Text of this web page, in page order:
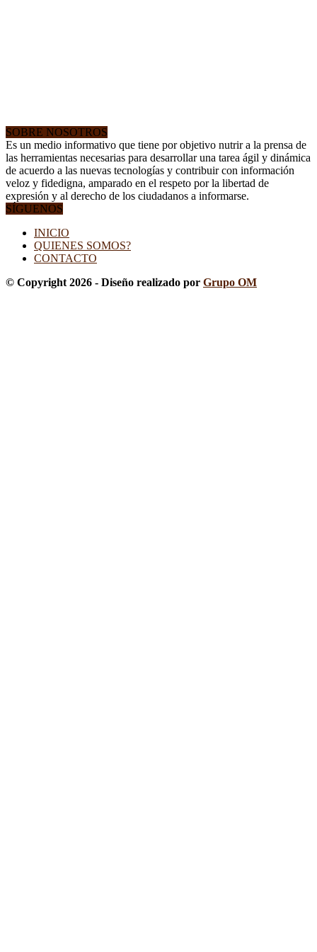
SOBRE NOSOTROS
Es un medio informativo que tiene por objetivo nutrir a la prensa de
las herramientas necesarias para desarrollar una tarea ágil y dinámica
de acuerdo a las nuevas tecnologías y contribuir con información
veloz y fidedigna, amparado en el respeto por la libertad de
expresión y al derecho de los ciudadanos a informarse.
SÍGUENOS
INICIO
QUIENES SOMOS?
CONTACTO
© Copyright 2026 - Diseño realizado por Grupo OM